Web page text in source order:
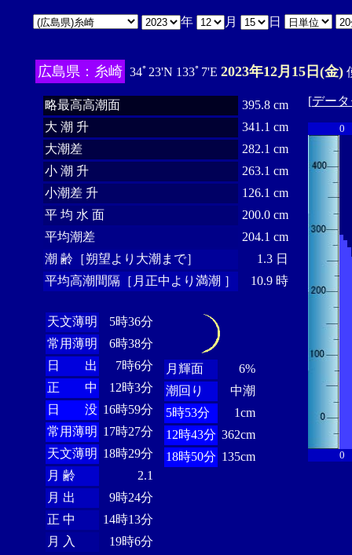
年 月 日
広島県：糸崎 34ﾟ23'N 133ﾟ7'E 2023年12月15日(金)
略最高高潮面
395.8 cm
大 潮 升
341.1 cm
大潮差
282.1 cm
小 潮 升
263.1 cm
小潮差 升
126.1 cm
平 均 水 面
200.0 cm
平均潮差
204.1 cm
潮 齢［朔望より大潮まで］
1.3 日
平均高潮間隔［月正中より満潮 ］
10.9 時
天文薄明
5時36分
常用薄明
6時38分
日 出
7時6分
正 中
12時3分
日 没 16時59分
常用薄明 17時27分
天文薄明 18時29分
月 齢
2.1
月 出
9時24分
正 中
14時13分
月 入
19時6分
月輝面
6%
潮回り
中潮
5時53分
1cm
12時43分 362cm
18時50分 135cm
[デー
0
0